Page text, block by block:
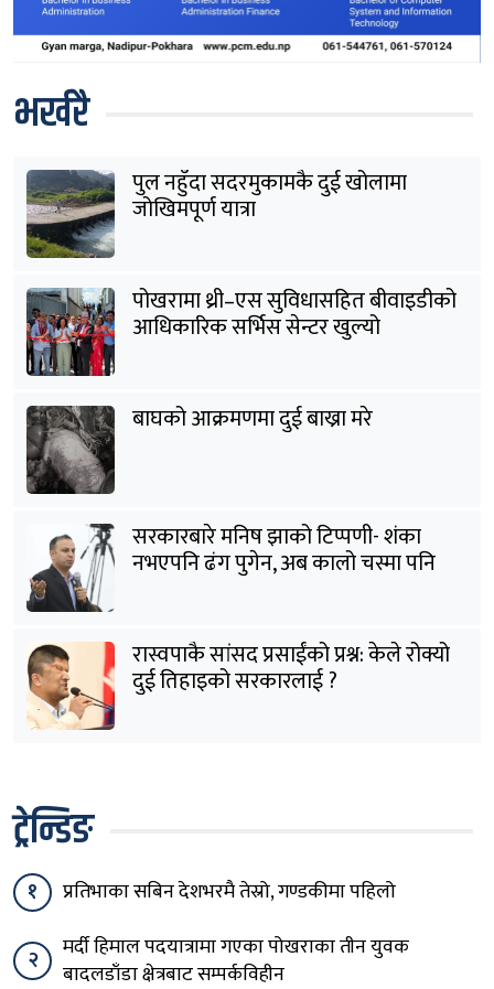
भर्खरै
पुल नहुँदा सदरमुकामकै दुई खोलामा
जोखिमपूर्ण यात्रा
पोखरामा थ्री–एस सुविधासहित बीवाइडीको
आधिकारिक सर्भिस सेन्टर खुल्यो
बाघको आक्रमणमा दुई बाख्रा मरे
सरकारबारे मनिष झाको टिप्पणी- शंका
नभएपनि ढंग पुगेन, अब कालो चस्मा पनि
रास्वपाकै सांसद प्रसाईंको प्रश्न: केले रोक्यो
दुई तिहाइको सरकारलाई ?
ट्रेन्डिङ
१ प्रतिभाका सबिन देशभरमै तेस्रो, गण्डकीमा पहिलो
२
मर्दी हिमाल पदयात्रामा गएका पोखराका तीन युवक
बादलडाँडा क्षेत्रबाट सम्पर्कविहीन